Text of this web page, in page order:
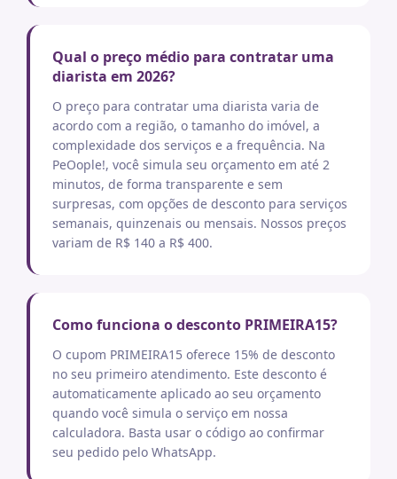
Qual o preço médio para contratar uma
diarista em 2026?
O preço para contratar uma diarista varia de
acordo com a região, o tamanho do imóvel, a
complexidade dos serviços e a frequência. Na
PeOople!, você simula seu orçamento em até 2
minutos, de forma transparente e sem
surpresas, com opções de desconto para serviços
semanais, quinzenais ou mensais. Nossos preços
variam de R$ 140 a R$ 400.
Como funciona o desconto PRIMEIRA15?
O cupom PRIMEIRA15 oferece 15% de desconto
no seu primeiro atendimento. Este desconto é
automaticamente aplicado ao seu orçamento
quando você simula o serviço em nossa
calculadora. Basta usar o código ao confirmar
seu pedido pelo WhatsApp.